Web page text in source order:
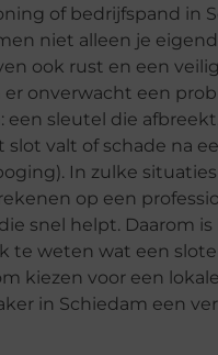
of bedrijfspand in
niet alleen je
ook rust en een
er onverwacht een
een sleutel die
slot valt of schade na
In zulke
op een
snel helpt. Daarom is
te weten wat een
kiezen voor een lokale
in Schiedam een